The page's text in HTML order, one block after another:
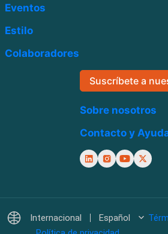
Eventos
Estilo
Colaboradores
Suscríbete a
Sobre nosotros
Contacto y
Internacional Español